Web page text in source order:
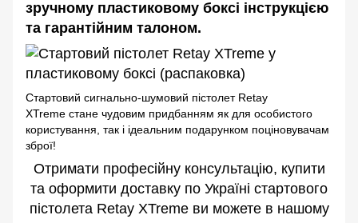
зручному пластиковому боксі інструкцією
та гарантійним талоном.
Стартовий сигнально-шумовий пістолет Retay
XTreme стане чудовим придбанням як для особистого
користування, так і ідеальним подарунком поціновувачам
зброї!
Отримати професійну консультацію, купити
та оформити доставку по Україні стартового
пістолета Retay XTreme ви можете в нашому